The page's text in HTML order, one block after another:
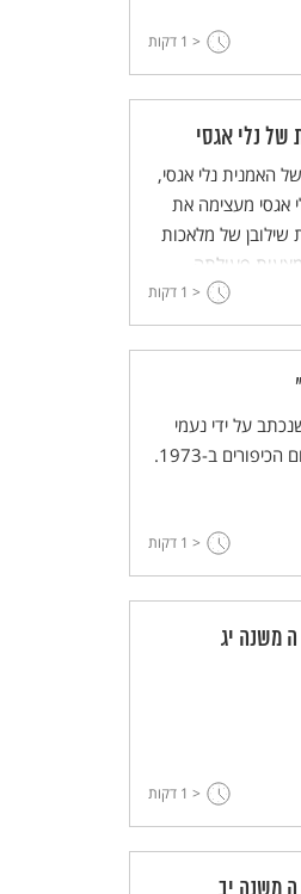
< 1 דקות
של נלי אגסי
האמנית נלי אגסי,
אגסי מעצימה את
של מלאכות
פעולתה
היא מעלה סוגיות
למעמדה ולמצבה
< 1 דקות
על ידי נעמי
ב-1973.
< 1 דקות
משנה יג
< 1 דקות